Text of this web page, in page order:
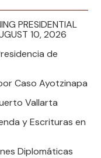
PRESIDENTIAL
10, 2026
de
Caso Ayotzinapa
Vallarta
y Escrituras en
Diplomáticas